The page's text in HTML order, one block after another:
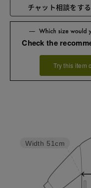
チャット相談をする
Check the
Try this item
Width 51cm